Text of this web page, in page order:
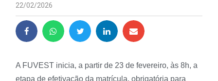
22/02/2026
A FUVEST inicia, a partir de 23 de fevereiro, às 8h, a
etapa de efetivação da matrícula, obrigatória para